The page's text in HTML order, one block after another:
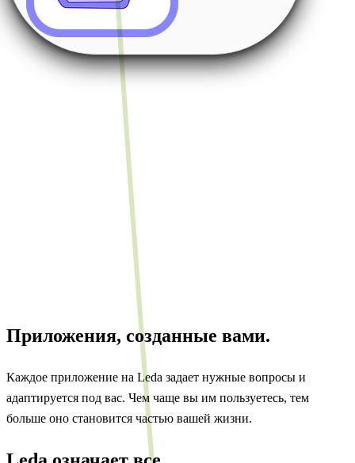
Приложения, созданные вами.
Каждое приложение на Leda задает нужные вопросы и
адаптируется под вас. Чем чаще вы им пользуетесь, тем
больше оно становится частью вашей жизни.